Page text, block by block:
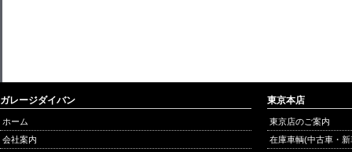
ガレージダイバン
ホーム
会社案内
東京本店
東京店のご案内
在庫車輌(中古車・